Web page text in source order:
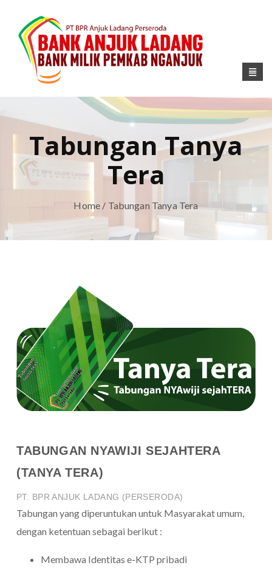
Tabungan Tanya
Tera
Home / Tabungan Tanya Tera
TABUNGAN NYAWIJI SEJAHTERA
(TANYA TERA)
PT. BPR ANJUK LADANG (PERSERODA)
Tabungan yang diperuntukan untuk Masyarakat umum,
dengan ketentuan sebagai berikut :
Membawa Identitas e-KTP pribadi